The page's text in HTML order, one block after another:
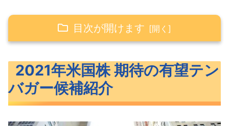
目次が開けます
介
DOCU（ドキュサイン）
2021年米国株 期待の有望テン
バガー候補紹介